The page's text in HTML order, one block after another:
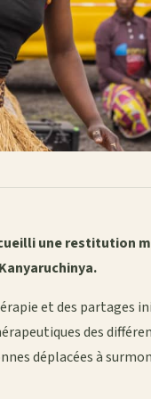
une restitution
et des partages
des
déplacées à